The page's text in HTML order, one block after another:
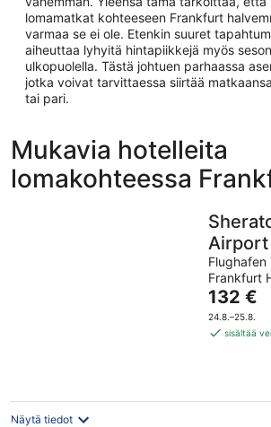
lomamatkat kohteeseen Frankfurt
varmaa se ei ole. Etenkin suuret
aiheuttaa lyhyitä hintapiikkejä myös
ulkopuolella. Tästä johtuen parhaassa
jotka voivat tarvittaessa siirtää
tai pari.
Mukavia hotelleita
lomakohteessa
Airport
Flughafen
Frankfurt
Hinta
on
132 €
132 €
24.8.–25.8.
sisältää
Näytä tiedot